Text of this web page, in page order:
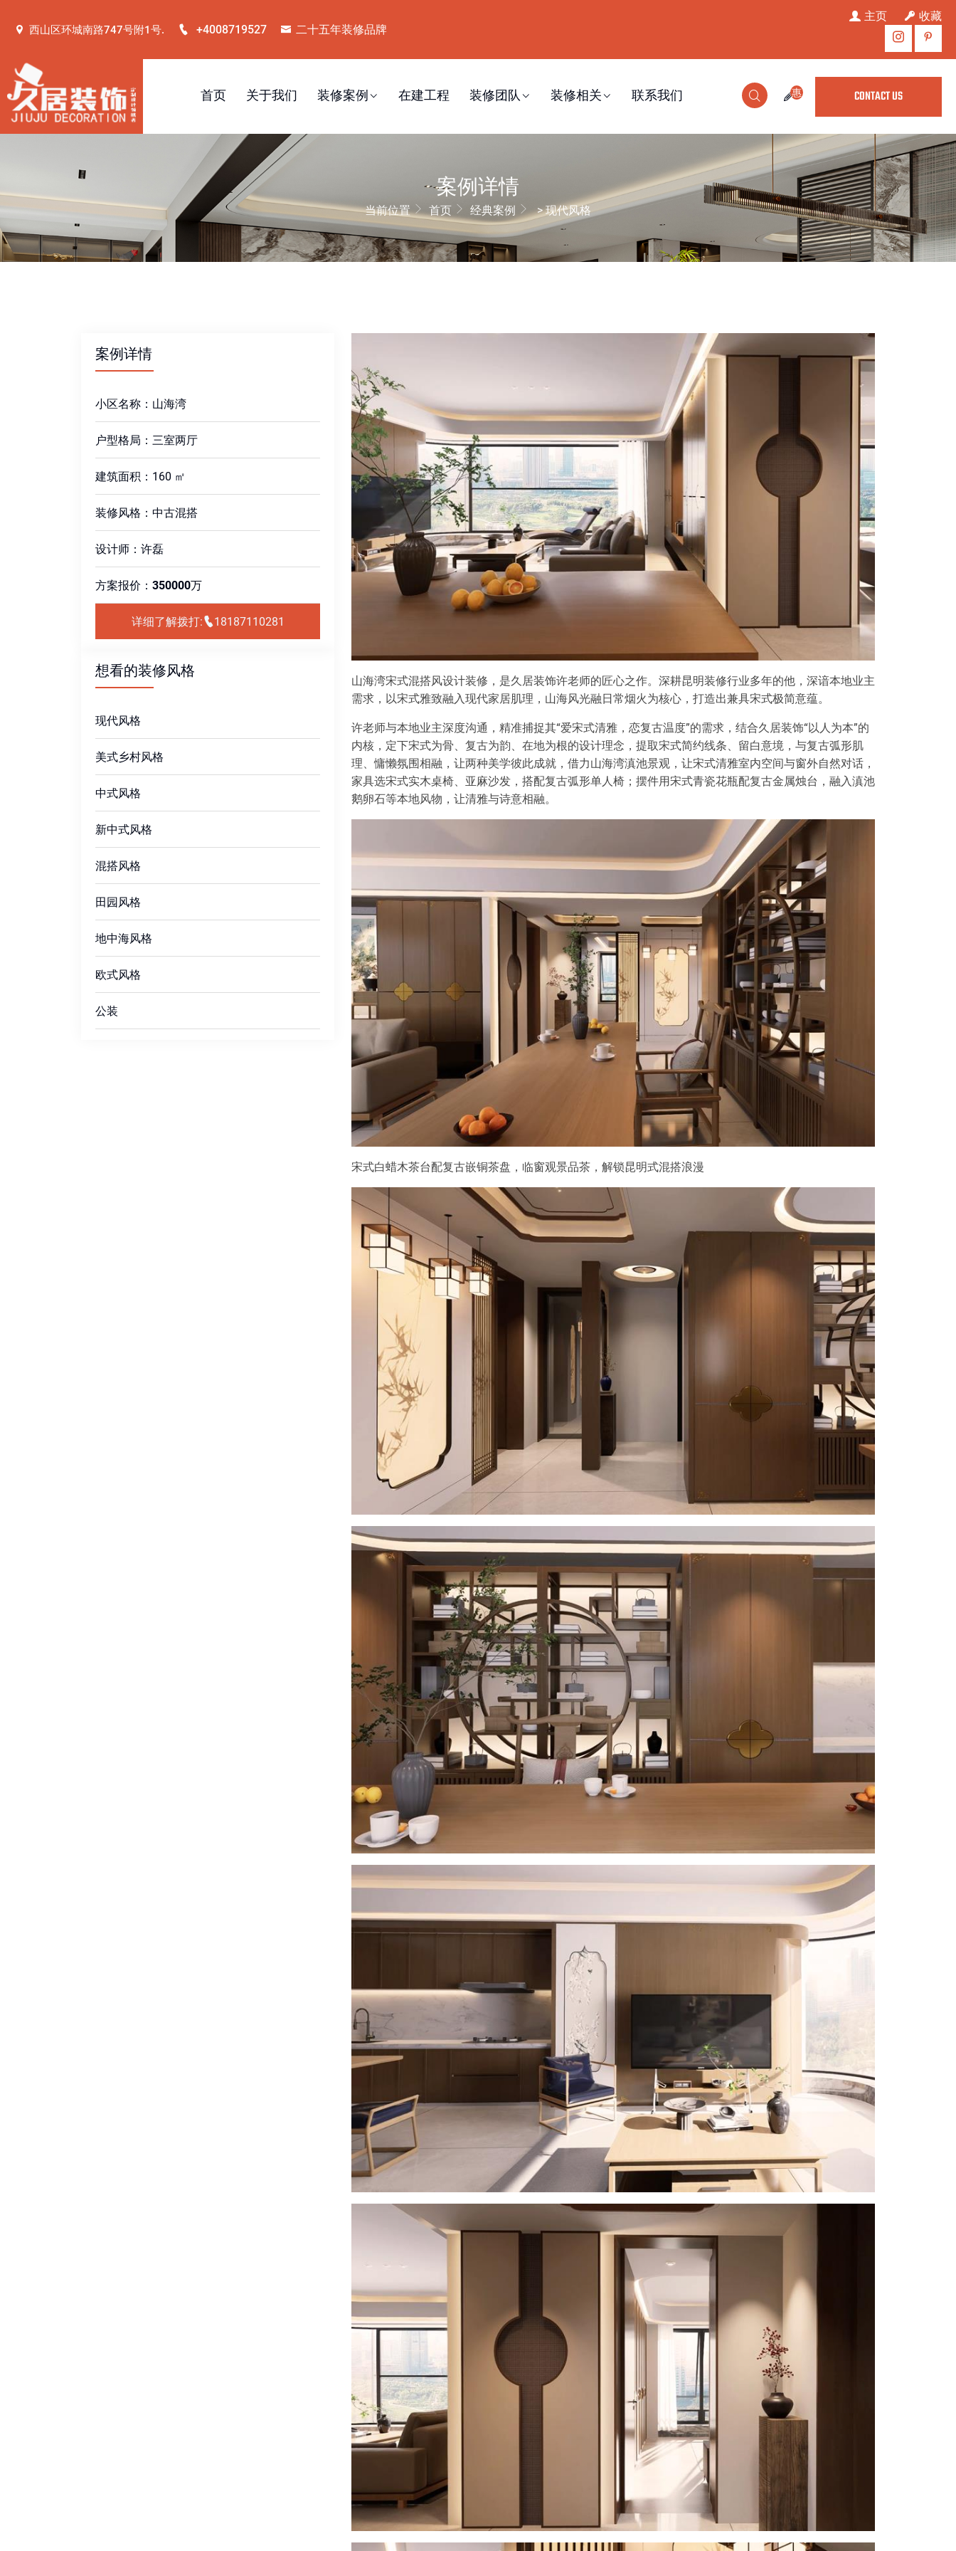
西山区环城南路747号附1号. +4008719527 二十五年装修品牌
主页 收藏
首页 关于我们 装修案例 在建工程 装修团队 装修相关 联系我们 惠 CONTACT US
案例详情
当前位置 首页 经典案例 > 现代风格
案例详情
小区名称：山海湾
户型格局：三室两厅
建筑面积：160 ㎡
装修风格：中古混搭
设计师：许磊
方案报价： 350000万
详细了解拨打: 18187110281
想看的装修风格
现代风格
美式乡村风格
中式风格
新中式风格
混搭风格
田园风格
地中海风格
欧式风格
公装
山海湾宋式混搭风设计装修，是久居装饰许老师的匠心之作。深耕昆明装修行业多年的他，深谙本地业主
需求，以宋式雅致融入现代家居肌理，山海风光融日常烟火为核心，打造出兼具宋式极简意蕴。
许老师与本地业主深度沟通，精准捕捉其“爱宋式清雅，恋复古温度”的需求，结合久居装饰“以人为本”的
内核，定下宋式为骨、复古为韵、在地为根的设计理念，提取宋式简约线条、留白意境，与复古弧形肌
理、慵懒氛围相融，让两种美学彼此成就，借力山海湾滇池景观，让宋式清雅室内空间与窗外自然对话，
家具选宋式实木桌椅、亚麻沙发，搭配复古弧形单人椅；摆件用宋式青瓷花瓶配复古金属烛台，融入滇池
鹅卵石等本地风物，让清雅与诗意相融。
宋式白蜡木茶台配复古嵌铜茶盘，临窗观景品茶，解锁昆明式混搭浪漫